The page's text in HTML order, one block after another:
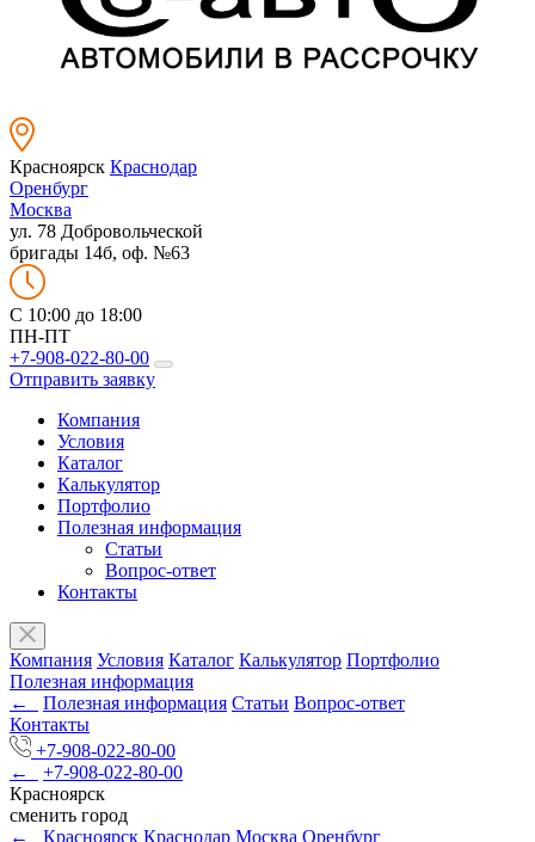
Красноярск Краснодар
Оренбург
Москва
ул. 78 Добровольческой
бригады 14б, оф. №63
C 10:00 до 18:00
ПН-ПТ
+7-908-022-80-00
Отправить заявку
Компания
Условия
Каталог
Калькулятор
Портфолио
Полезная информация
Статьи
Вопрос-ответ
Контакты
Компания Условия Каталог Калькулятор Портфолио
Полезная информация
←
Полезная информация Статьи Вопрос-ответ
Контакты
+7-908-022-80-00
←
+7-908-022-80-00
Красноярск
сменить город
←
Красноярск Краснодар Москва Оренбург